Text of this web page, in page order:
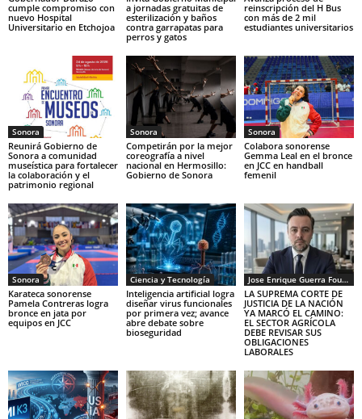
cumple compromiso con
nuevo Hospital
Universitario en Etchojoa
a jornadas gratuitas de
esterilización y baños
contra garrapatas para
perros y gatos
reinscripción del H Bus
con más de 2 mil
estudiantes universitarios
Sonora
Reunirá Gobierno de
Sonora a comunidad
museística para fortalecer
la colaboración y el
patrimonio regional
Sonora
Competirán por la mejor
coreografía a nivel
nacional en Hermosillo:
Gobierno de Sonora
Sonora
Colabora sonorense
Gemma Leal en el bronce
en JCC en handball
femenil
Sonora
Karateca sonorense
Pamela Contreras logra
bronce en jata por
equipos en JCC
Ciencia y Tecnología
Inteligencia artificial logra
diseñar virus funcionales
por primera vez; avance
abre debate sobre
bioseguridad
Jose Enrique Guerra Fourcade
LA SUPREMA CORTE DE
JUSTICIA DE LA NACIÓN
YA MARCÓ EL CAMINO:
EL SECTOR AGRÍCOLA
DEBE REVISAR SUS
OBLIGACIONES
LABORALES